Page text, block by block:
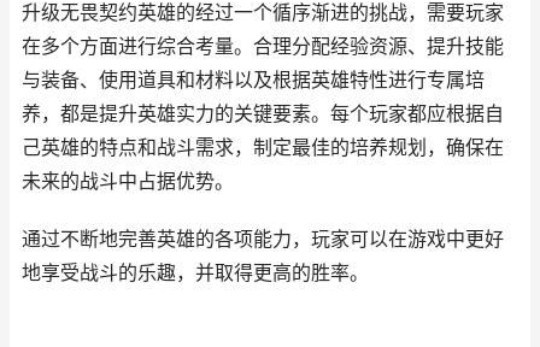
升级无畏契约英雄的经过一个循序渐进的挑战，需要玩家
在多个方面进行综合考量。合理分配经验资源、提升技能
与装备、使用道具和材料以及根据英雄特性进行专属培
养，都是提升英雄实力的关键要素。每个玩家都应根据自
己英雄的特点和战斗需求，制定最佳的培养规划，确保在
未来的战斗中占据优势。
通过不断地完善英雄的各项能力，玩家可以在游戏中更好
地享受战斗的乐趣，并取得更高的胜率。